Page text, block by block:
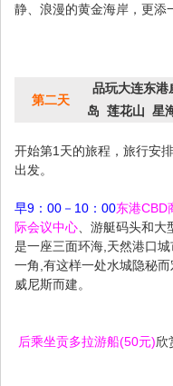
静、浪漫的黄金海岸，更添
第二天
品玩大连东
岛 莲花山 星
开始第1天的旅程，旅行安
出发。
早9：00－10：00东港CBD
际会议中心 、游艇码头和
是一座三面环海,天然港口城
一角,有这样一处水城隐秘
威尼斯而建。
后乘坐贡多拉游船(50元)欣